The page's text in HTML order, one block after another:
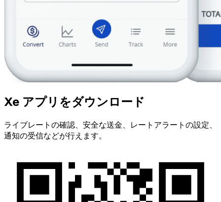
Xe アプリをダウンロード
ライブレートの確認、安全な送金、レートアラートの設定、
通知の受信などが行えます。